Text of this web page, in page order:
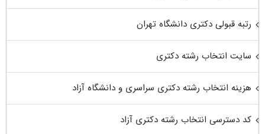
رتبه قبولی دکتری دانشگاه تهران
سایت انتخاب رشته دکتری
هزینه انتخاب رشته دکتری سراسری و دانشگاه آزاد
کد دسترسی انتخاب رشته دکتری آزاد